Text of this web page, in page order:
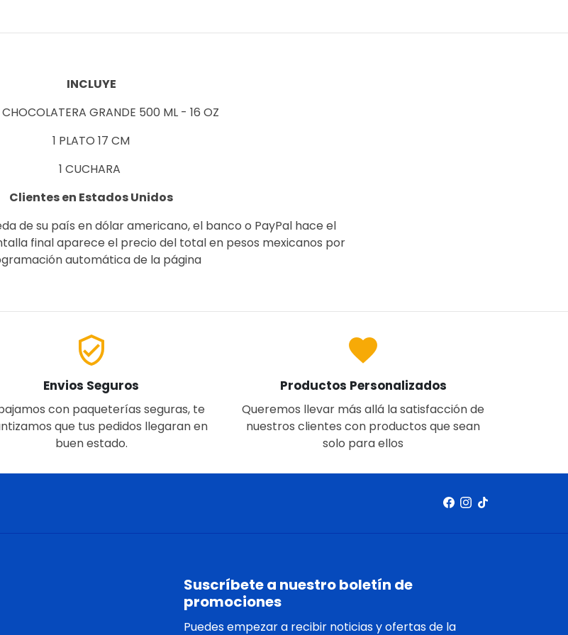
INCLUYE
CHOCOLATERA GRANDE 500 ML - 16 OZ
1 PLATO 17 CM
1 CUCHARA
Clientes en Estados Unidos
de su país en dólar americano, el banco o PayPal hace el
final aparece el precio del total en pesos mexicanos por
automática de la página
verified_user
Envios Seguros
con paqueterías seguras, te
que tus pedidos llegaran en
buen estado.
favorite
Productos Personalizados
Queremos llevar más allá la satisfacción de
nuestros clientes con productos que sean
solo para ellos
Suscríbete a nuestro boletín de
promociones
Puedes empezar a recibir noticias y ofertas de la